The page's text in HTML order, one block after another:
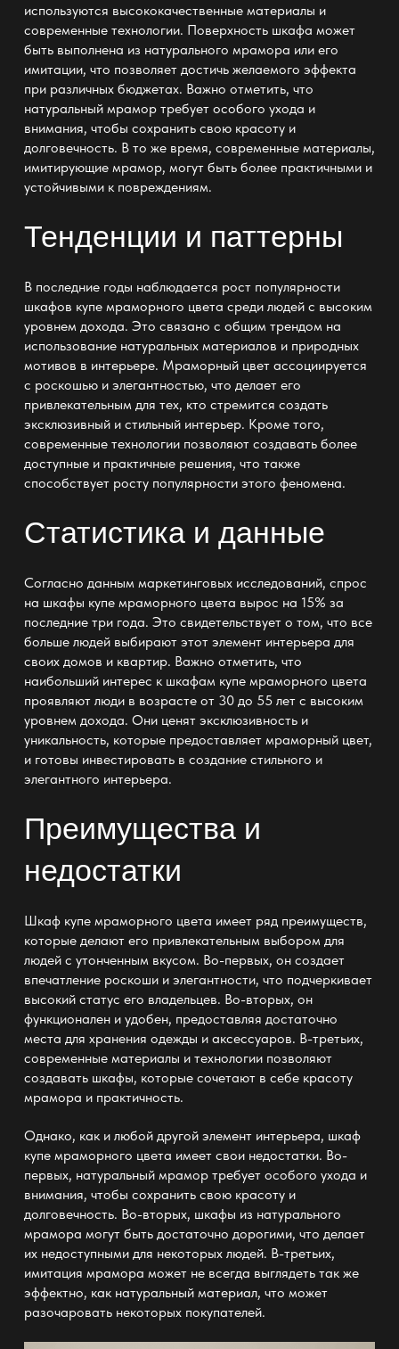
используются высококачественные материалы и
современные технологии. Поверхность шкафа может
быть выполнена из натурального мрамора или его
имитации, что позволяет достичь желаемого эффекта
при различных бюджетах. Важно отметить, что
натуральный мрамор требует особого ухода и
внимания, чтобы сохранить свою красоту и
долговечность. В то же время, современные материалы,
имитирующие мрамор, могут быть более практичными и
устойчивыми к повреждениям.
Тенденции и паттерны
В последние годы наблюдается рост популярности
шкафов купе мраморного цвета среди людей с высоким
уровнем дохода. Это связано с общим трендом на
использование натуральных материалов и природных
мотивов в интерьере. Мраморный цвет ассоциируется
с роскошью и элегантностью, что делает его
привлекательным для тех, кто стремится создать
эксклюзивный и стильный интерьер. Кроме того,
современные технологии позволяют создавать более
доступные и практичные решения, что также
способствует росту популярности этого феномена.
Статистика и данные
Согласно данным маркетинговых исследований, спрос
на шкафы купе мраморного цвета вырос на 15% за
последние три года. Это свидетельствует о том, что все
больше людей выбирают этот элемент интерьера для
своих домов и квартир. Важно отметить, что
наибольший интерес к шкафам купе мраморного цвета
проявляют люди в возрасте от 30 до 55 лет с высоким
уровнем дохода. Они ценят эксклюзивность и
уникальность, которые предоставляет мраморный цвет,
и готовы инвестировать в создание стильного и
элегантного интерьера.
Преимущества и
недостатки
Шкаф купе мраморного цвета имеет ряд преимуществ,
которые делают его привлекательным выбором для
людей с утонченным вкусом. Во-первых, он создает
впечатление роскоши и элегантности, что подчеркивает
высокий статус его владельцев. Во-вторых, он
функционален и удобен, предоставляя достаточно
места для хранения одежды и аксессуаров. В-третьих,
современные материалы и технологии позволяют
создавать шкафы, которые сочетают в себе красоту
мрамора и практичность.
Однако, как и любой другой элемент интерьера, шкаф
купе мраморного цвета имеет свои недостатки. Во-
первых, натуральный мрамор требует особого ухода и
внимания, чтобы сохранить свою красоту и
долговечность. Во-вторых, шкафы из натурального
мрамора могут быть достаточно дорогими, что делает
их недоступными для некоторых людей. В-третьих,
имитация мрамора может не всегда выглядеть так же
эффектно, как натуральный материал, что может
разочаровать некоторых покупателей.